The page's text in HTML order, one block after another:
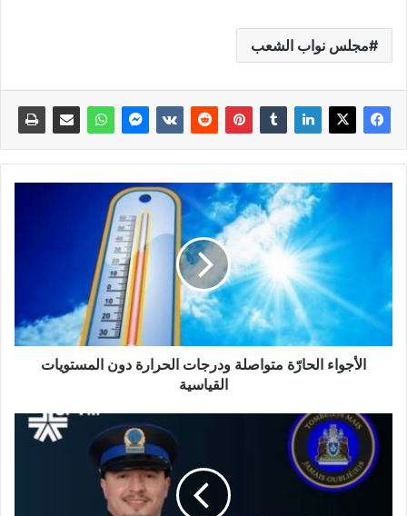
مجلس نواب الشعب
الأجواء الحارّة متواصلة ودرجات الحرارة دون المستويات
القياسية